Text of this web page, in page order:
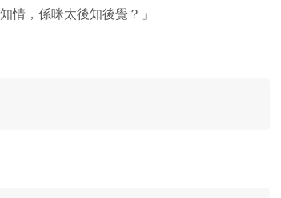
情，係咪太後知後覺？」